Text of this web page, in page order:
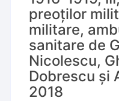
preoților
militare,
sanitare de
Nicolescu,
Dobrescu și
2018